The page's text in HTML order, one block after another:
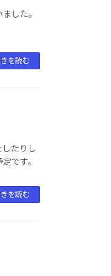
した。
を読む
たりし
です。
を読む